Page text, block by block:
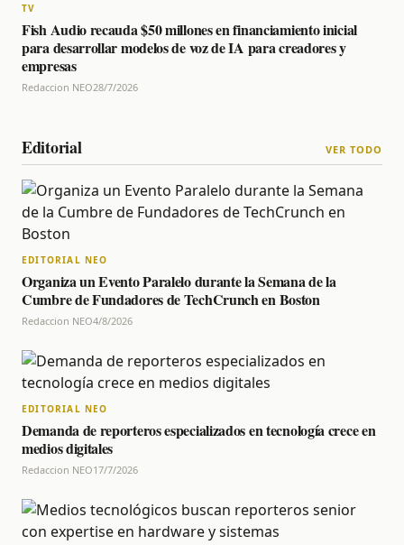
TV
Fish Audio recauda $50 millones en financiamiento inicial
para desarrollar modelos de voz de IA para creadores y
empresas
Redaccion NEO28/7/2026
Editorial VER TODO
EDITORIAL NEO
Organiza un Evento Paralelo durante la Semana de la
Cumbre de Fundadores de TechCrunch en Boston
Redaccion NEO4/8/2026
EDITORIAL NEO
Demanda de reporteros especializados en tecnología crece en
medios digitales
Redaccion NEO17/7/2026